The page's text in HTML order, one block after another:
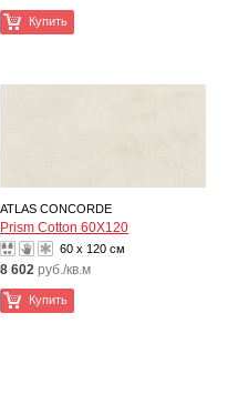
Купить
ATLAS CONCORDE
Prism Cotton 60X120
60 x 120 см
8 602 руб./кв.м
Купить